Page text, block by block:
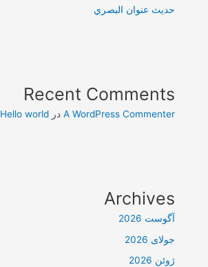
حديث عنوان البصري
Recent Comments
A WordPress Commenter درHello world!
Archives
آگوست 2026
جولای 2026
ژوئن 2026